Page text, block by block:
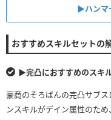
▶︎ハンマ
おすすめスキルセットの
▶︎完凸におすすめのスキ
豪商のそろばんの完凸サブ
ンスキルがデイン属性のた